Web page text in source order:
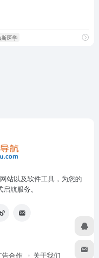
斯医学
站以及软件工具，为您的
航服务。
告合作 关于我们